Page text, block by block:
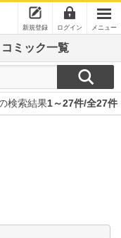
新規登録 ログイン メニュー
コミック一覧
検索結果1～27件/全27件